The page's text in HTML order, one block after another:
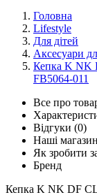
Головна
Lifestyle
Для дітей
Аксесуари
Кепка K NK
FB5064-011
Все про
Відгуки (0)
Наші
Як зробити
Бренд
Кепка K NK DF